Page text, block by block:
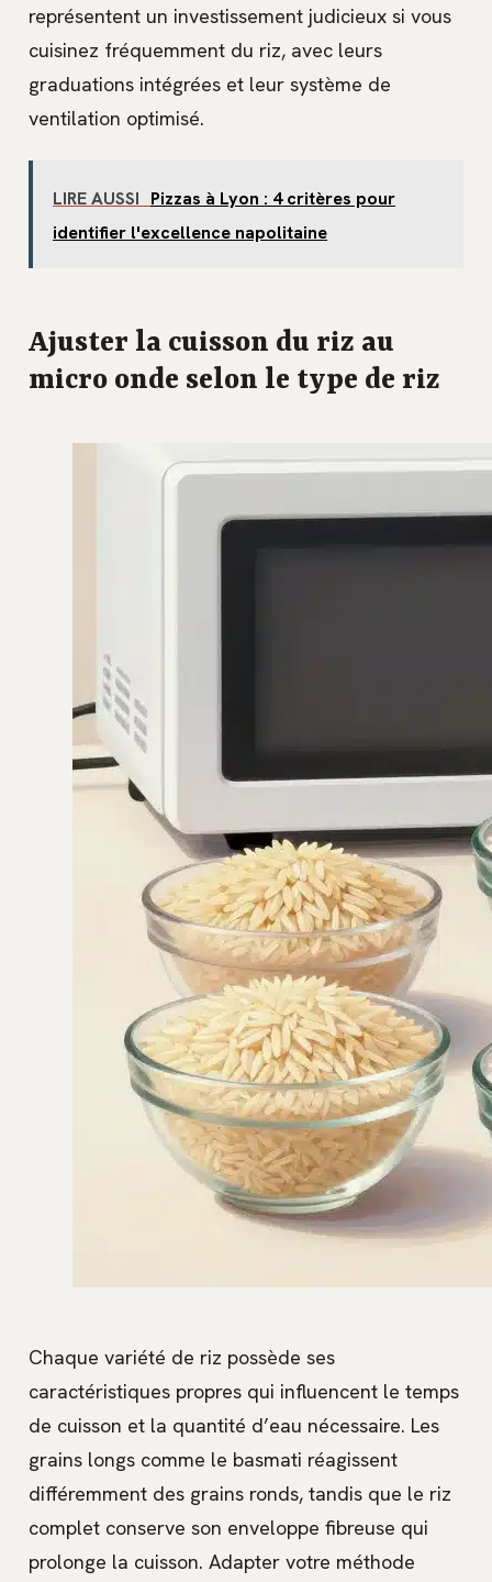
représentent un investissement judicieux si vous
cuisinez fréquemment du riz, avec leurs
graduations intégrées et leur système de
ventilation optimisé.
LIRE AUSSI Pizzas à Lyon : 4 critères pour
identifier l'excellence napolitaine
Ajuster la cuisson du riz au
micro onde selon le type de riz
Chaque variété de riz possède ses
caractéristiques propres qui influencent le temps
de cuisson et la quantité d’eau nécessaire. Les
grains longs comme le basmati réagissent
différemment des grains ronds, tandis que le riz
complet conserve son enveloppe fibreuse qui
prolonge la cuisson. Adapter votre méthode